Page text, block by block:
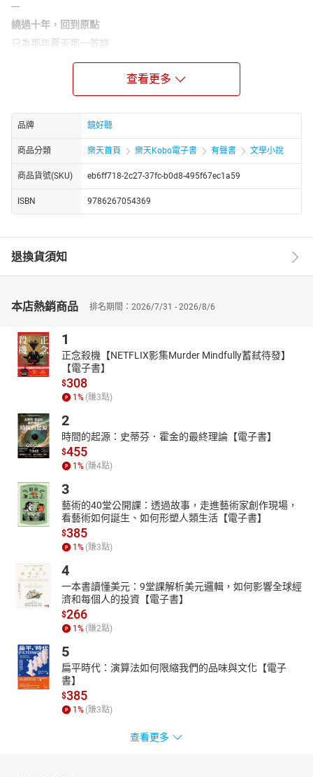
---
繞過十年，回到原點
只為那年夏天那一首詩
林達陽首部詩集十週年版本
浮出水面，遙遙向彼此的祕密趨近。
「在真實的世界與風景之間，我將恆常為自己保有這片虛構的海。
如果你在、你來，我希望你能看見。如果你不在、不曾前來，我也
希望你能看見。」
「我不願意勉強自己去參與那些充滿意義的話題。」——〈厭倦〉
世界的摩擦力道，不曾因為作家身分而繞過他。在名喚成長的文字
路徑上，他迷惘了，發現自己正被緩慢地推離詩，以及詩的可能。
「難道還有比失去那些虔誠的想像更為難堪的事嗎?」——〈虛構〉
在他人的青春裡迷路。他要在虛構的海，召喚他的詩。
那年夏天、那些憤怒、那些未來的未來，……他想用詩，一次找回。
「惟我們的海如昔
保持著那些疲老而決絕的慈悲和野心，那些神秘洋流
被星群遙遙牽引而埋下的伏筆，潮間帶露出痕跡
有人介入，且有人遠離」——〈我們的海〉
-----------------
授權出版社：林達陽
錄製單位：鏡好聽團隊
【作者簡介】
林達陽
1982年生。高雄中學畢業，輔大法律學士，國立東華大學藝術碩
清大、東華駐校作家。出版社特約主編。主持擦亮花火文學計畫。
重情、念舊、無法遠離海洋而生活，外表看不太出來，但其實是內
向又強悍的人。年少時遇見了太多美好善良的人與事，只是世上沒
有永遠，無以回報，所以寫詩。
曾獲聯合報文學獎、時報文學獎、自由時報林榮三文學獎、香港青
年文學獎、教育部文藝創作獎、宗教文學獎、優秀青年詩人獎、台
北文學獎、花蓮文學獎、基隆海洋文學獎、台大、政大、東華、輔
大等校文學獎。出版詩集《虛構的海》、《誤點的紙飛機》，散文
集《慢情書》、《恆溫行李》、《再說一個秘密》、《青春瑣事之
查看更多
品牌 鏡好聽
商品分類 樂天首頁 樂天Kobo電子書 有聲書 文學小說
商品貨號(SKU) eb6ff718-2c27-37fc-b0d8-495f67ec1a59
ISBN 9786267054369
退換貨須知
本店熱銷商品 排名期間：2026/7/31 - 2026/8/6
1
正念殺機【NETFLIX影集Murder Mindfully蓄弒待發】
【電子書】
$308
1 % (賺3點)
2
時間的起源：史蒂芬．霍金的最終理論【電子書】
$455
1 % (賺4點)
3
藝術的40堂公開課：透過故事，走進藝術家創作現場，
看藝術如何誕生、如何形塑人類生活【電子書】
$385
1 % (賺3點)
4
一本書讀懂美元：9堂課解析美元邏輯，如何影響全球經
濟和每個人的投資【電子書】
$266
1 % (賺2點)
5
扁平時代：演算法如何限縮我們的品味與文化【電子
書】
$385
1 % (賺3點)
查看更多